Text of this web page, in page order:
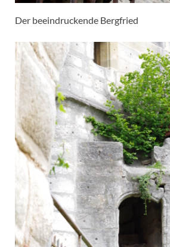
Der beeindruckende Bergfried